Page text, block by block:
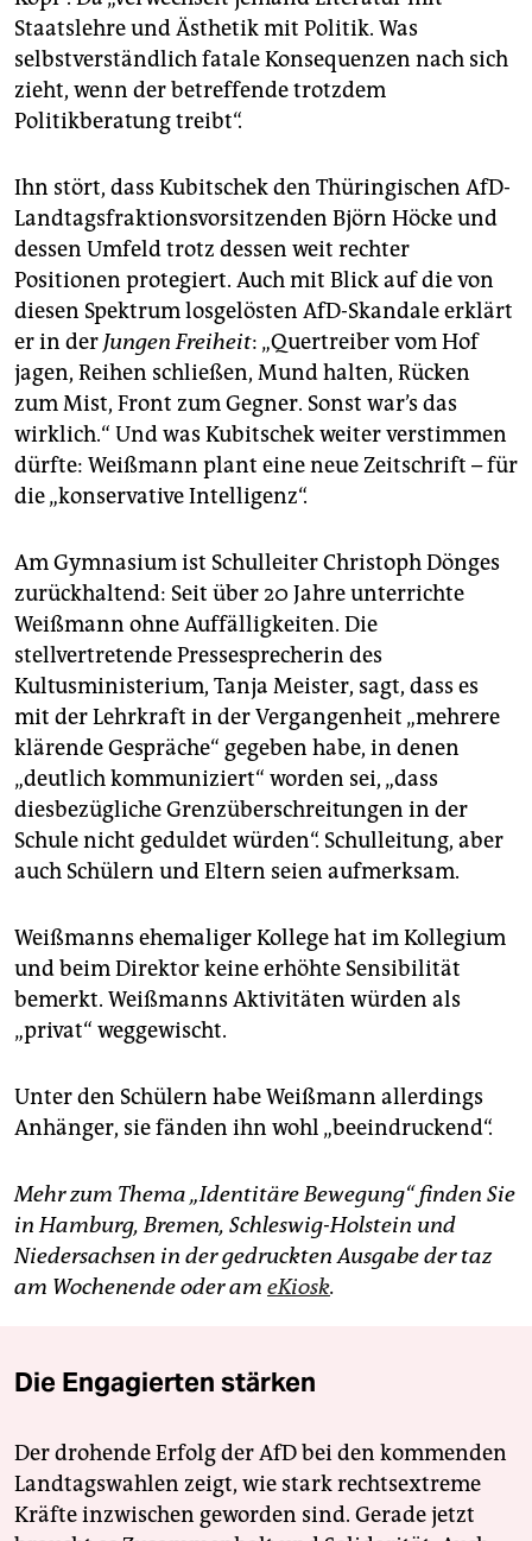
Staatslehre und Ästhetik mit Politik. Was
selbstverständlich fatale Konsequenzen nach sich
zieht, wenn der betreffende trotzdem
Politikberatung treibt“.
Ihn stört, dass Kubitschek den Thüringischen AfD-
Landtagsfraktionsvorsitzenden Björn Höcke und
dessen Umfeld trotz dessen weit rechter
Positionen protegiert. Auch mit Blick auf die von
diesen Spektrum losgelösten AfD-Skandale erklärt
er in der Jungen Freiheit: „Quertreiber vom Hof
jagen, Reihen schließen, Mund halten, Rücken
zum Mist, Front zum Gegner. Sonst war’s das
wirklich.“ Und was Kubitschek weiter verstimmen
dürfte: Weißmann plant eine neue Zeitschrift – für
die „konservative Intelligenz“.
Am Gymnasium ist Schulleiter Christoph Dönges
zurückhaltend: Seit über 20 Jahre unterrichte
Weißmann ohne Auffälligkeiten. Die
stellvertretende Pressesprecherin des
Kultusministerium, Tanja Meister, sagt, dass es
mit der Lehrkraft in der Vergangenheit „mehrere
klärende Gespräche“ gegeben habe, in denen
„deutlich kommuniziert“ worden sei, „dass
diesbezügliche Grenzüberschreitungen in der
Schule nicht geduldet würden“. Schulleitung, aber
auch Schülern und Eltern seien aufmerksam.
Weißmanns ehemaliger Kollege hat im Kollegium
und beim Direktor keine erhöhte Sensibilität
bemerkt. Weißmanns Aktivitäten würden als
„privat“ weggewischt.
Unter den Schülern habe Weißmann allerdings
Anhänger, sie fänden ihn wohl „beeindruckend“.
Mehr zum Thema „Identitäre Bewegung“ finden Sie
in Hamburg, Bremen, Schleswig-Holstein und
Niedersachsen in der gedruckten Ausgabe der taz
am Wochenende oder am eKiosk.
Die Engagierten stärken
Der drohende Erfolg der AfD bei den kommenden
Landtagswahlen zeigt, wie stark rechtsextreme
Kräfte inzwischen geworden sind. Gerade jetzt